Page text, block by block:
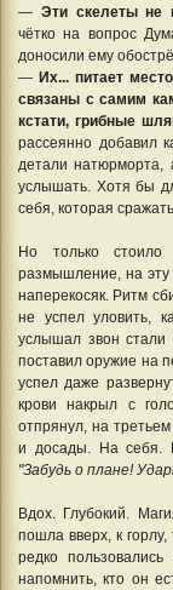
— Эти скелеты не
чётко на вопрос
доносили ему
— Их... питает
связаны с самим
кстати, грибные
рассеянно добавил
детали натюрморта,
услышать. Хотя бы
себя, которая
Но только
размышление, на эту
наперекосяк. Ритм
не успел уловить,
услышал звон стали
поставил оружие на
успел даже
крови накрыл с
отпрянул, на
и досады. На себя.
"Забудь о плане!
Вдох. Глубокий.
пошла вверх, к
редко
напомнить, кто он